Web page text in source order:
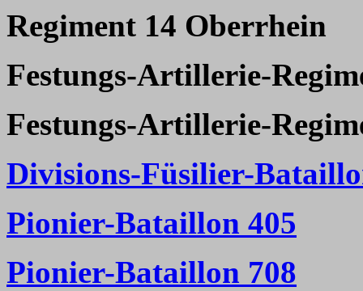
Regiment 14 Oberrhein
Festungs-Artillerie-
Festungs-Artillerie-
Divisions-Füsilier-
Pionier-Bataillon 405
Pionier-Bataillon 708